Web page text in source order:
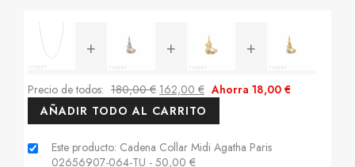
+ + +
Precio de todos: 180,00€ 162,00 € Ahorra 18,00 €
AÑADIR TODO AL CARRITO
Este producto: Cadena Collar Midi Agatha Paris
02656907-064-TU - 50,00 €